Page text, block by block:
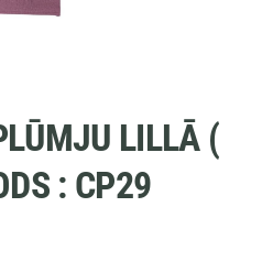
LILLĀ (
: CP29